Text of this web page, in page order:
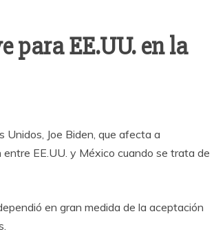
para EE.UU. en la
Joe Biden, que afecta a
EE.UU. y México cuando se trata de
en gran medida de la aceptación